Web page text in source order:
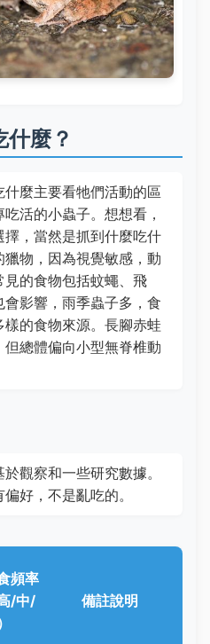
什麼？
麼主要看牠們活動的區
活的小蟲子。想想看，
，當然是抓到什麼吃什
物，因為視覺敏感，動
的食物包括蚊蠅、飛
影響，雨季蟲子多，食
的食物來源。長腳赤蛙
總體偏向小型無脊椎動
觀察和一些研究數據。
好，不是亂吃的。
頻率
高/中/
備註說明